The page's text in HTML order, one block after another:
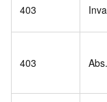
403
403